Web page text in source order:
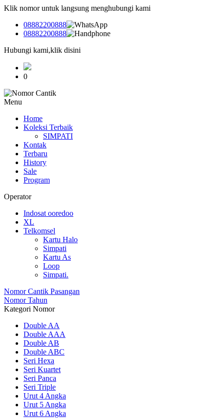
Klik nomor untuk langsung menghubungi kami
08882200888
08882200888
Hubungi kami,klik disini
0
Menu
Home
Koleksi Terbaik
SIMPATI
Kontak
Terbaru
History
Sale
Program
Operator
Indosat ooredoo
XL
Telkomsel
Kartu Halo
Simpati
Kartu As
Loop
Simpati.
Nomor Cantik Pasangan
Nomor Tahun
Kategori Nomor
Double AA
Double AAA
Double AB
Double ABC
Seri Hexa
Seri Kuartet
Seri Panca
Seri Triple
Urut 4 Angka
Urut 5 Angka
Urut 6 Angka